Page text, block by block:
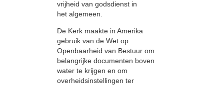
vrijheid van godsdienst in
het algemeen.
De Kerk maakte in Amerika
gebruik van de Wet op
Openbaarheid van Bestuur om
belangrijke documenten boven
water te krijgen en om
overheidsinstellingen ter